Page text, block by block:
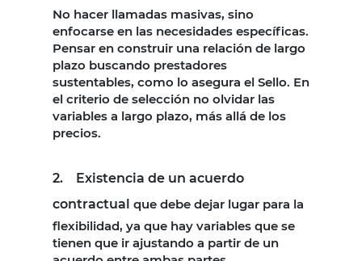
No hacer llamadas masivas, sino
enfocarse en las necesidades específicas.
Pensar en construir una relación de largo
plazo buscando prestadores
sustentables, como lo asegura el Sello. En
el criterio de selección no olvidar las
variables a largo plazo, más allá de los
precios.
2. Existencia de un acuerdo
contractual que debe dejar lugar para la
flexibilidad, ya que hay variables que se
tienen que ir ajustando a partir de un